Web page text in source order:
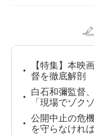
【特集】本映
督を徹底解剖
白石和彌監督
「現場でゾク
公開中止の危
を守らなけれ